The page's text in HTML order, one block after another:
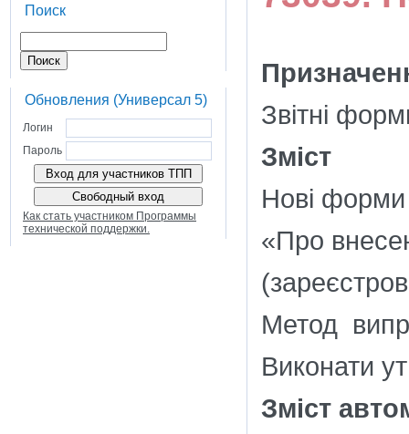
Поиск
Обновления (Универсал 5)
Логин
Пароль
Как стать участником Программы
технической поддержки.
Звітні
Зміст
Нові форми
«Про
Метод
Виконати
Зміст